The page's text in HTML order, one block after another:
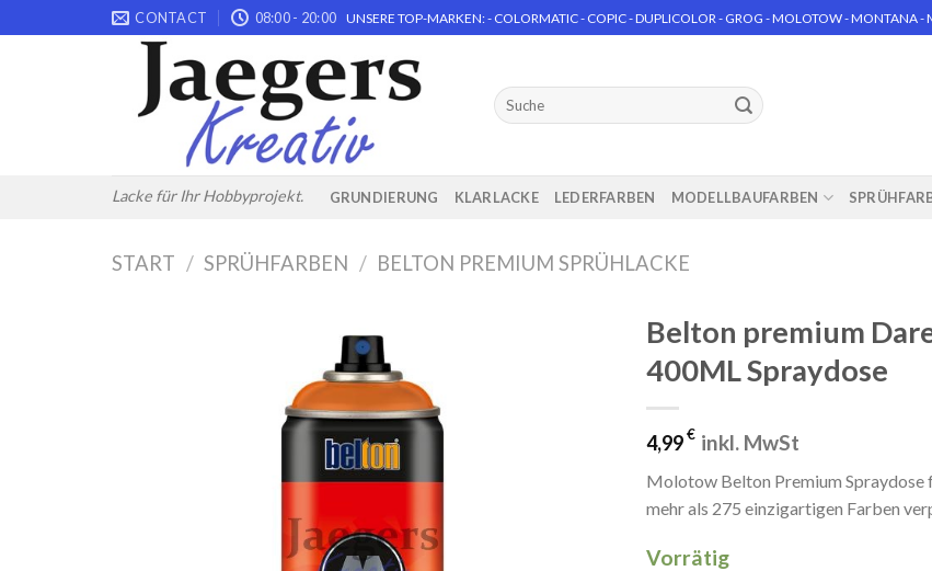
to
CONTACT 08:00 - 20:00 UNSERE TOP-MARKEN: - COLORMATIC - COPIC - DUPLICOLOR - GROG - MOLOTOW - MONTANA -
Lacke für Ihr Hobbyprojekt.
Suchen
nach:
GRUNDIERUNG KLARLACKE LEDERFARBEN MODELLBAUFARBEN
START / SPRÜHFARBEN / BELTON PREMIUM SPRÜHLACKE
Belton premium
400ML Spraydose
4,99€ inkl. MwSt
Molotow Belton Premium
mehr als 275 einzigartigen Farben
Vorrätig